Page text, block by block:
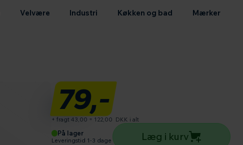
Velvære Industri Køkken og bad Mærker
79,-
+ fragt 43,00 = 122,00 DKK i alt
På lager
Leveringstid 1-3 dage
Antal produkter
Læg i kurv